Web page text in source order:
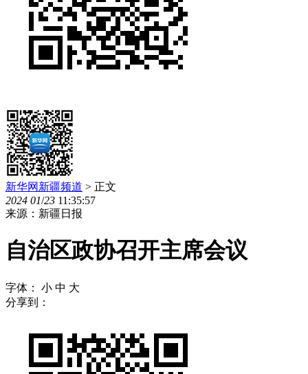
新华网新疆频道 > 正文
2024 01/23 11:35:57
来源：新疆日报
自治区政协召开主席会议
字体： 小 中 大
分享到：